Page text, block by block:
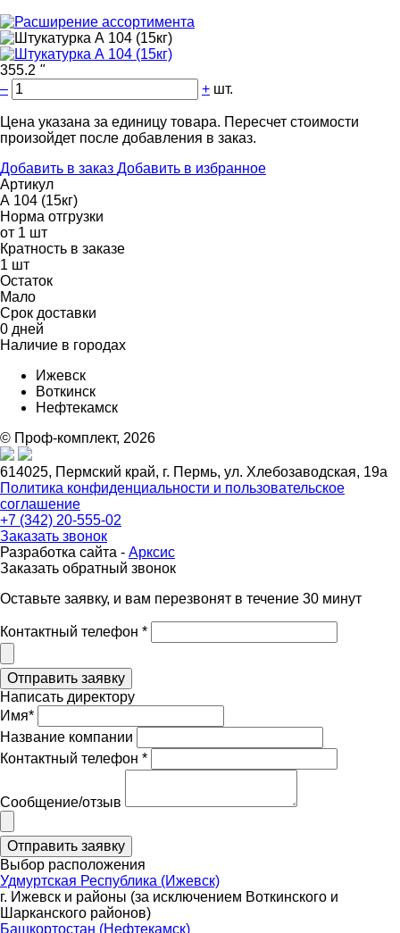
355.2 "
–
+ шт.
Цена указана за единицу товара. Пересчет стоимости
произойдет после добавления в заказ.
Добавить в заказ Добавить в избранное
Артикул
А 104 (15кг)
Норма отгрузки
от 1 шт
Кратность в заказе
1 шт
Остаток
Мало
Срок доставки
0 дней
Наличие в городах
Ижевск
Воткинск
Нефтекамск
© Проф-комплект, 2026
614025, Пермский край, г. Пермь, ул. Хлебозаводская, 19а
Политика конфиденциальности и пользовательское
соглашение
+7 (342) 20-555-02
Заказать звонок
Разработка сайта - Арксис
Заказать обратный звонок
Оставьте заявку, и вам перезвонят в течение 30 минут
Контактный телефон *
Написать директору
Имя*
Название компании
Контактный телефон *
Сообщение/отзыв
Выбор расположения
Удмуртская Республика (Ижевск)
г. Ижевск и районы (за исключением Воткинского и
Шарканского районов)
Башкортостан (Нефтекамск)